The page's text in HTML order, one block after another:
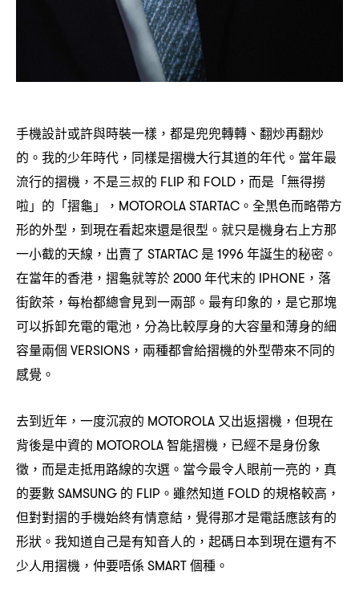
手機設計或許與時裝一樣 ， 都是兜兜轉轉、翻炒再翻炒
的。我的少年時代 ， 同樣是摺機大行其道的年代。當年最
流行的摺機 ， 不是三叔的 FLIP 和 FOLD， 而是「無得撈
啦」的「摺龜」
，MOTOROLA STARTAC 。全黑色而略帶方
形的外型 ， 到現在看起來還是很型。就只是機身右上方那
一小截的天線 ， 出賣了 STARTAC 是 1996年誕生的秘密。
在當年的香港 ， 摺龜就等於2000年代末的 IPHONE， 落
街飲茶 ， 每枱都總會見到一兩部。最有印象的 ， 是它那塊
可以拆卸充電的電池 ， 分為比較厚身的大容量和薄身的細
容量兩個 VERSIONS， 兩種都會給摺機的外型帶來不同的
感覺。
去到近年 ， 一度沉寂的 MOTOROLA 又出返摺機 ， 但現在
背後是中資的 MOTOROLA智能摺機 ， 已經不是身份象
徵 ， 而是走抵用路線的次選。當今最令人眼前一亮的 ， 真
的要數SAMSUNG 的 FLIP 。雖然知道 FOLD 的規格較高 ，
但對對摺的手機始終有情意結 ， 覺得那才是電話應該有的
形狀。我知道自己是有知音人的 ， 起碼日本到現在還有不
少人用摺機 ， 仲要唔係 SMART個種。